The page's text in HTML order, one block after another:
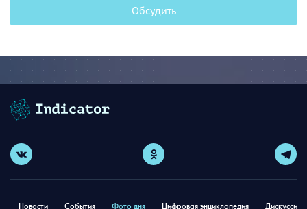
Обсудить
Новости События Фото дня Цифровая энциклопедия